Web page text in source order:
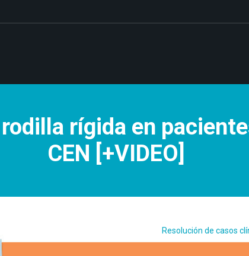
rígida en
CEN [+VIDEO]
Resolución de casos